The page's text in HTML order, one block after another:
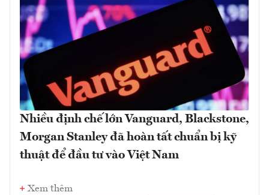
Nhiều định chế lớn Vanguard, Blackstone,
Morgan Stanley đã hoàn tất chuẩn bị kỹ
thuật để đầu tư vào Việt Nam
Xem thêm